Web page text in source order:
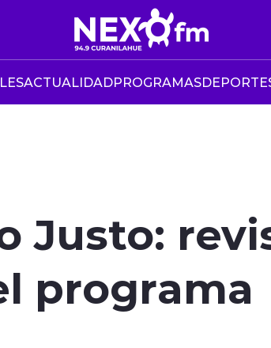
ACTUALIDADPROGRAMAS
Justo:
programa